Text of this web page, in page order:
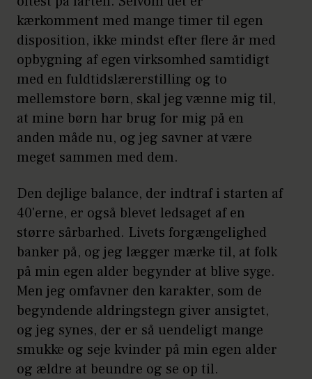
kærkomment med mange timer til egen
disposition, ikke mindst efter flere år med
opbygning af egen virksomhed samtidigt
med en fuldtidslærerstilling og to
mellemstore børn, skal jeg vænne mig til,
at mine børn har brug for mig på en
anden måde nu, og jeg savner at være
meget sammen med dem.
Den dejlige balance, der indtraf i starten af
40'erne, er også blevet ledsaget af en
større sårbarhed. Livets forgængelighed
banker på, og jeg lægger mærke til, at folk
på min egen alder begynder at blive syge.
Men jeg omfavner den karakter, som de
begyndende aldringstegn giver ansigtet,
og jeg synes, der er så uendeligt mange
smukke og seje kvinder på min egen alder
og ældre at beundre og se op til.